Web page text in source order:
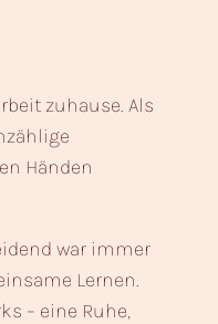
zuhause. Als
Händen
war immer
Lernen.
– eine Ruhe,